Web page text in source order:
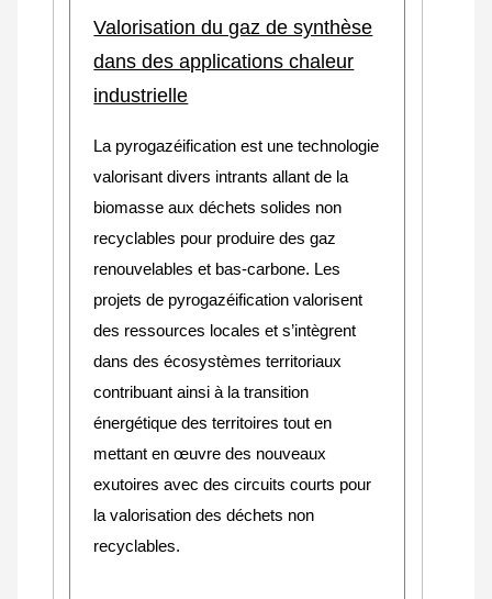
Valorisation du gaz de synthèse
dans des applications chaleur
industrielle
La pyrogazéification est une technologie
valorisant divers intrants allant de la
biomasse aux déchets solides non
recyclables pour produire des gaz
renouvelables et bas-carbone. Les
projets de pyrogazéification valorisent
des ressources locales et s’intègrent
dans des écosystèmes territoriaux
contribuant ainsi à la transition
énergétique des territoires tout en
mettant en œuvre des nouveaux
exutoires avec des circuits courts pour
la valorisation des déchets non
recyclables.